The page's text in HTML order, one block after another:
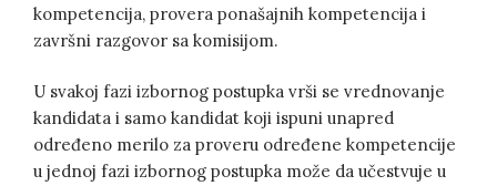
kompetencija, provera ponašajnih kompetencija i
završni razgovor sa komisijom.
U svakoj fazi izbornog postupka vrši se vrednovanje
kandidata i samo kandidat koji ispuni unapred
određeno merilo za proveru određene kompetencije
u jednoj fazi izbornog postupka može da učestvuje u